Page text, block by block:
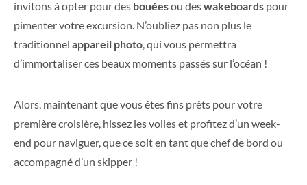
invitons à opter pour des bouéesou deswakeboards pour
pimenter votre excursion. N’oubliez pas non plus le
traditionnel appareil photo, qui vous permettra
d’immortaliser ces beaux moments passés sur l’océan !
Alors, maintenant que vous êtes fins prêts pour votre
première croisière, hissez les voiles et profitez d’un week-
end pour naviguer, que ce soit en tant que chef de bord ou
accompagné d’un skipper !